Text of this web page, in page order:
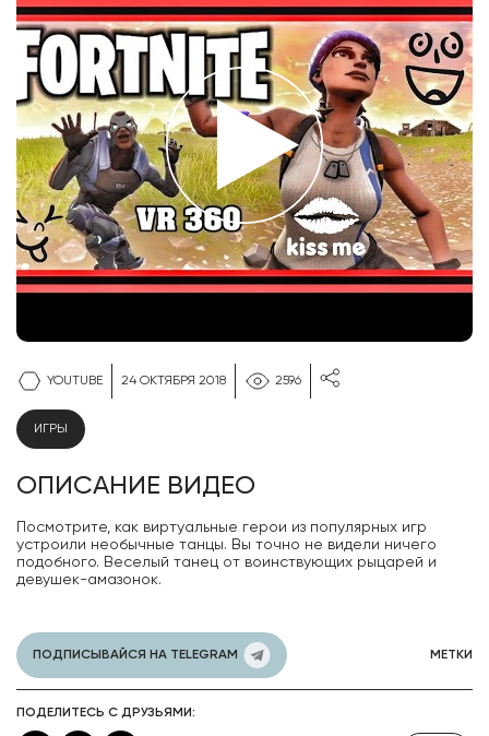
ИГРЫ
YOUTUBE 24 ОКТЯБРЯ 2018 2596
ОПИСАНИЕ ВИДЕО
Посмотрите, как виртуальные герои из популярных игр
устроили необычные танцы. Вы точно не видели ничего
подобного. Веселый танец от воинствующих рыцарей и
девушек-амазонок.
ПОДПИСЫВАЙСЯ НА TELEGRAM МЕТКИ
ПОДЕЛИТЕСЬ С ДРУЗЬЯМИ: